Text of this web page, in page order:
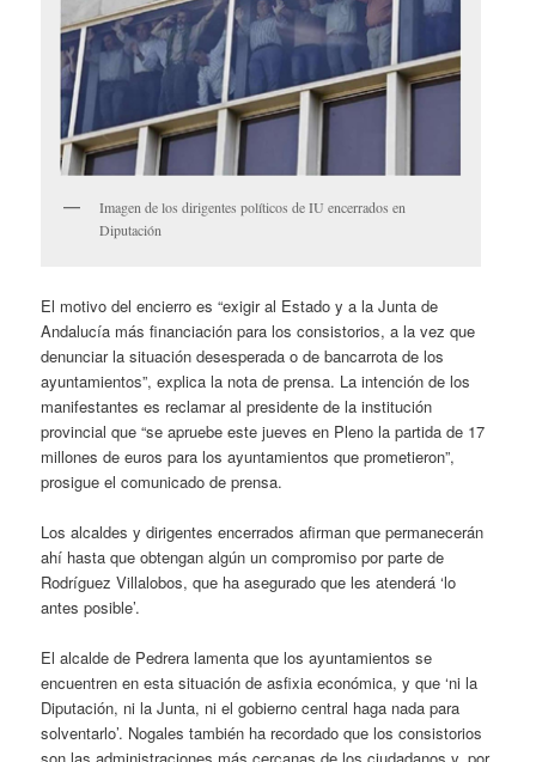
Imagen de los dirigentes políticos de IU encerrados en
Diputación
El motivo del encierro es “exigir al Estado y a la Junta de
Andalucía más financiación para los consistorios, a la vez que
denunciar la situación desesperada o de bancarrota de los
ayuntamientos”, explica la nota de prensa. La intención de los
manifestantes es reclamar al presidente de la institución
provincial que “se apruebe este jueves en Pleno la partida de 17
millones de euros para los ayuntamientos que prometieron”,
prosigue el comunicado de prensa.
Los alcaldes y dirigentes encerrados afirman que permanecerán
ahí hasta que obtengan algún un compromiso por parte de
Rodríguez Villalobos, que ha asegurado que les atenderá ‘lo
antes posible’.
El alcalde de Pedrera lamenta que los ayuntamientos se
encuentren en esta situación de asfixia económica, y que ‘ni la
Diputación, ni la Junta, ni el gobierno central haga nada para
solventarlo’. Nogales también ha recordado que los consistorios